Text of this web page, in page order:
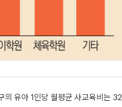
유아 1인당 월평균 사교육비는 32